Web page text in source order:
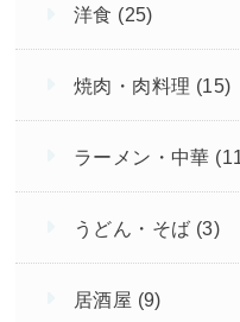
洋食 (25)
焼肉・肉料理 (15)
ラーメン・中華
うどん・そば (3)
居酒屋 (9)